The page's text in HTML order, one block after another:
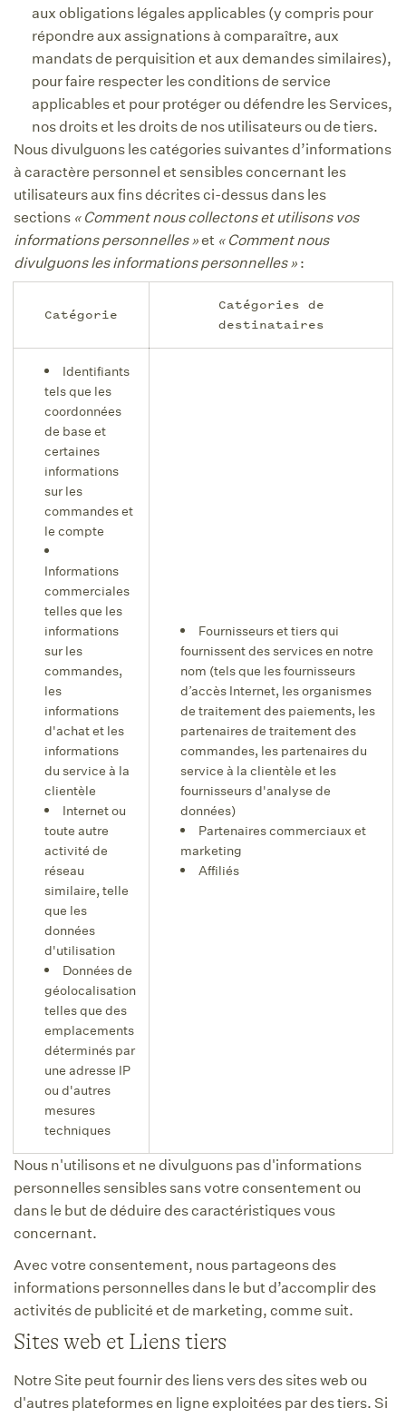
aux obligations légales applicables (y compris pour
répondre aux assignations à comparaître, aux
mandats de perquisition et aux demandes similaires),
pour faire respecter les conditions de service
applicables et pour protéger ou défendre les Services,
nos droits et les droits de nos utilisateurs ou de tiers.
Nous divulguons les catégories suivantes d’informations
à caractère personnel et sensibles concernant les
utilisateurs aux fins décrites ci-dessus dans les
sections « Comment nous collectons et utilisons vos
informations personnelles »et « Comment nous
divulguons les informations personnelles »:
Catégorie
Catégories de
destinataires
Identifiants
tels que les
coordonnées
de base et
certaines
informations
sur les
commandes et
le compte
Informations
commerciales
telles que les
informations
sur les
commandes,
les
informations
d'achat et les
informations
du service à la
clientèle
Internet ou
toute autre
activité de
réseau
similaire, telle
que les
données
d'utilisation
Données de
géolocalisation
telles que des
emplacements
déterminés par
une adresse IP
ou d'autres
mesures
techniques
Fournisseurs et tiers qui
fournissent des services en notre
nom (tels que les fournisseurs
d’accès Internet, les organismes
de traitement des paiements, les
partenaires de traitement des
commandes, les partenaires du
service à la clientèle et les
fournisseurs d'analyse de
données)
Partenaires commerciaux et
marketing
Affiliés
Nous n'utilisons et ne divulguons pas d'informations
personnelles sensibles sans votre consentement ou
dans le but de déduire des caractéristiques vous
concernant.
Avec votre consentement, nous partageons des
informations personnelles dans le but d’accomplir des
activités de publicité et de marketing, comme suit.
Sites web et Liens tiers
Notre Site peut fournir des liens vers des sites web ou
d'autres plateformes en ligne exploitées par des tiers. Si